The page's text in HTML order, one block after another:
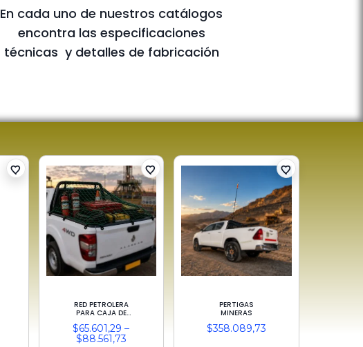
En cada uno de nuestros catálogos
encontra las especificaciones
técnicas y detalles de fabricación
RED PETROLERA
PARA CAJA DE
$65.601,29 –
$88.561,73
PERTIGAS
MINERAS
$358.089,73